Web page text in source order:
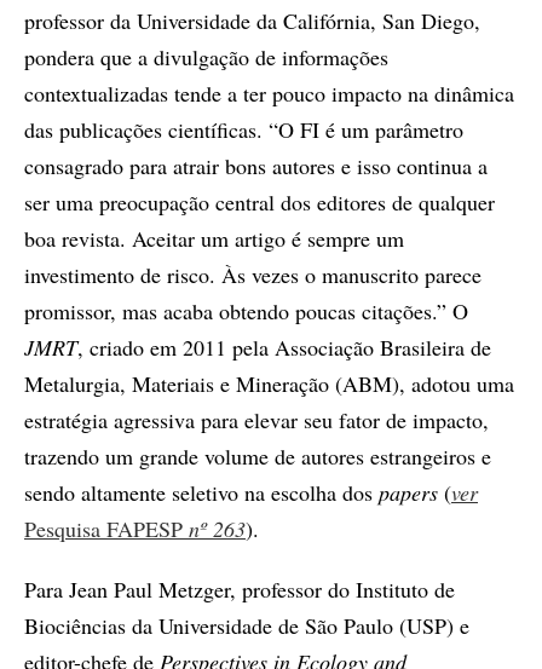
professor da Universidade da Califórnia, San Diego,
pondera que a divulgação de informações
contextualizadas tende a ter pouco impacto na dinâmica
das publicações científicas. “O FI é um parâmetro
consagrado para atrair bons autores e isso continua a
ser uma preocupação central dos editores de qualquer
boa revista. Aceitar um artigo é sempre um
investimento de risco. Às vezes o manuscrito parece
promissor, mas acaba obtendo poucas citações.” O
JMRT, criado em 2011 pela Associação Brasileira de
Metalurgia, Materiais e Mineração (ABM), adotou uma
estratégia agressiva para elevar seu fator de impacto,
trazendo um grande volume de autores estrangeiros e
sendo altamente seletivo na escolha dos papers (ver
Pesquisa FAPESP nº 263).
Para Jean Paul Metzger, professor do Instituto de
Biociências da Universidade de São Paulo (USP) e
editor-chefe de Perspectives in Ecology and